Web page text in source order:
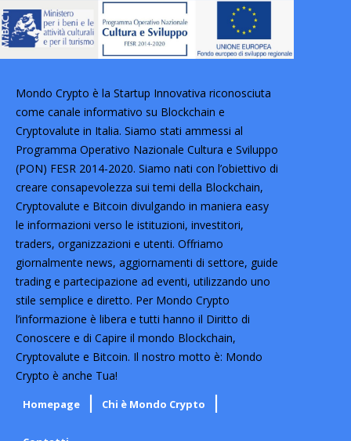
Mondo Crypto è la Startup Innovativa riconosciuta
come canale informativo su Blockchain e
Cryptovalute in Italia. Siamo stati ammessi al
Programma Operativo Nazionale Cultura e Sviluppo
(PON) FESR 2014-2020. Siamo nati con l’obiettivo di
creare consapevolezza sui temi della Blockchain,
Cryptovalute e Bitcoin divulgando in maniera easy
le informazioni verso le istituzioni, investitori,
traders, organizzazioni e utenti. Offriamo
giornalmente news, aggiornamenti di settore, guide
trading e partecipazione ad eventi, utilizzando uno
stile semplice e diretto. Per Mondo Crypto
l’informazione è libera e tutti hanno il Diritto di
Conoscere e di Capire il mondo Blockchain,
Cryptovalute e Bitcoin. Il nostro motto è: Mondo
Crypto è anche Tua!
Homepage Chi è Mondo Crypto